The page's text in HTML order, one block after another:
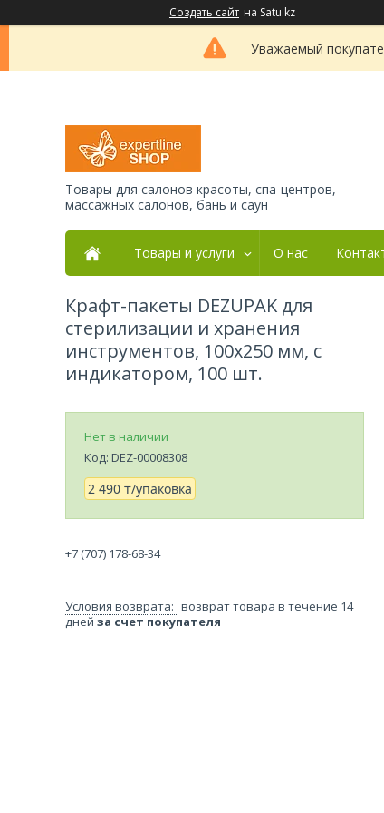
Создать сайт на Satu.kz
Уважаемый
Товары для салонов красоты, спа-центров,
массажных салонов, бань и саун
Товары и услуги О нас
Крафт-пакеты DEZUPAK для
стерилизации и хранения
инструментов, 100х250 мм, с
индикатором, 100 шт.
Нет в наличии
Код: DEZ-00008308
2 490 ₸/упаковка
+7 (707) 178-68-34
возврат товара в течение 14
дней за счет покупателя